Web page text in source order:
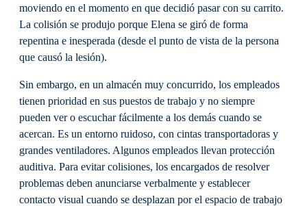
moviendo en el momento en que decidió pasar con su carrito.
La colisión se produjo porque Elena se giró de forma
repentina e inesperada (desde el punto de vista de la persona
que causó la lesión).
Sin embargo, en un almacén muy concurrido, los empleados
tienen prioridad en sus puestos de trabajo y no siempre
pueden ver o escuchar fácilmente a los demás cuando se
acercan. Es un entorno ruidoso, con cintas transportadoras y
grandes ventiladores. Algunos empleados llevan protección
auditiva. Para evitar colisiones, los encargados de resolver
problemas deben anunciarse verbalmente y establecer
contacto visual cuando se desplazan por el espacio de trabajo